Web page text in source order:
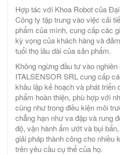
Hợp tác với Khoa Robot của
Công ty tập trung vào việc cải
phẩm của mình, cung cấp các
kỳ vọng của khách hàng và
tuổi thọ lâu dài của sản phẩm.
Không ngừng đầu tư vào
ITALSENSOR SRL cung cấp
khâu lập kế hoạch và phát triển
phẩm hoàn thiện, phù hợp với
cũng như trong điều kiện môi
chẳng hạn như va đập và rung
độ, vận hành ẩm ướt và bụi
giải pháp thành công cho nhiều
trên yêu cầu cụ thể của họ.